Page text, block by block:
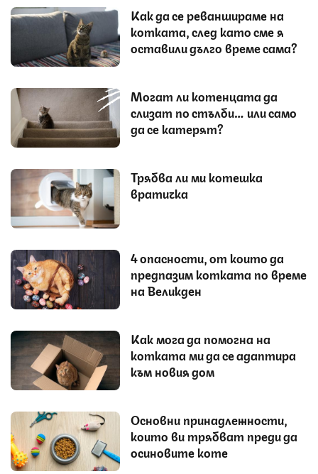
Как да се реваншираме на
котката, след като сме я
оставили дълго време сама?
Могат ли котенцата да
слизат по стълби… или само
да се катерят?
Трябва ли ми котешка
вратичка
4 опасности, от които да
предпазим котката по време
на Великден
Как мога да помогна на
котката ми да се адаптира
към новия дом
Основни принадлежности,
които ви трябват преди да
осиновите коте